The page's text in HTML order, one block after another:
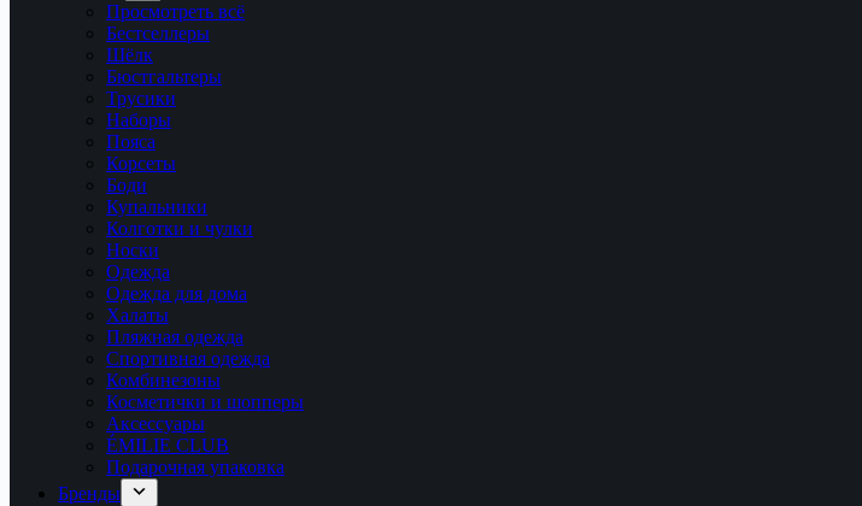
Просмотреть всё
Бестселлеры
Шёлк
Бюстгальтеры
Трусики
Наборы
Пояса
Корсеты
Боди
Купальники
Колготки и чулки
Носки
Одежда
Одежда для дома
Халаты
Пляжная одежда
Спортивная одежда
Комбинезоны
Косметички и шопперы
Аксессуары
ÉMILIE CLUB
Подарочная упаковка
Бренды